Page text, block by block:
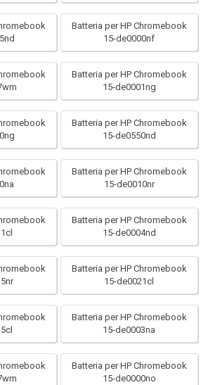
Batteria per HP Chromebook
15-de0000nf
Batteria per HP Chromebook
15-de0001ng
Batteria per HP Chromebook
15-de0550nd
Batteria per HP Chromebook
15-de0010nr
Batteria per HP Chromebook
15-de0004nd
Batteria per HP Chromebook
15-de0021cl
Batteria per HP Chromebook
15-de0003na
Batteria per HP Chromebook
15-de0000no